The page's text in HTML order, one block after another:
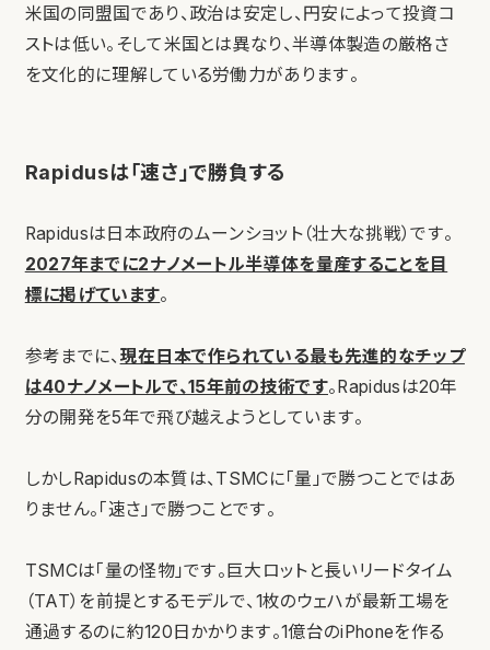
米国の同盟国であり、政治は安定し、円安によって投資コ
ストは低い。そして米国とは異なり、半導体製造の厳格さ
を文化的に理解している労働力があります。
Rapidusは「速さ」で勝負する
Rapidusは日本政府のムーンショット（壮大な挑戦）です。
2027年までに2ナノメートル半導体を量産することを目
標に掲げています。
参考までに、 現在日本で作られている最も先進的なチップ
は40ナノメートルで、15年前の技術です。Rapidusは20年
分の開発を5年で飛び越えようとしています。
しかしRapidusの本質は、TSMCに「量」で勝つことではあ
りません。「速さ」で勝つことです。
TSMCは「量の怪物」です。巨大ロットと長いリードタイム
（TAT）を前提とするモデルで、1枚のウェハが最新工場を
通過するのに約120日かかります。1億台のiPhoneを作る